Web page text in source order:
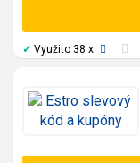
✓ Využito 38 x